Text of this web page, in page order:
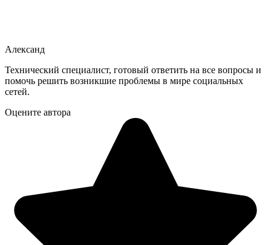
Александ
Технический специалист, готовый ответить на все вопросы и
помочь решить возникшие проблемы в мире социальных
сетей.
Оцените автора